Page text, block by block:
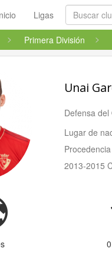
Ligas
Primera División
Unai
Defensa del
Lugar de
2013-2015